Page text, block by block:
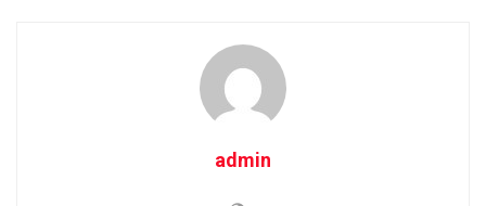
admin